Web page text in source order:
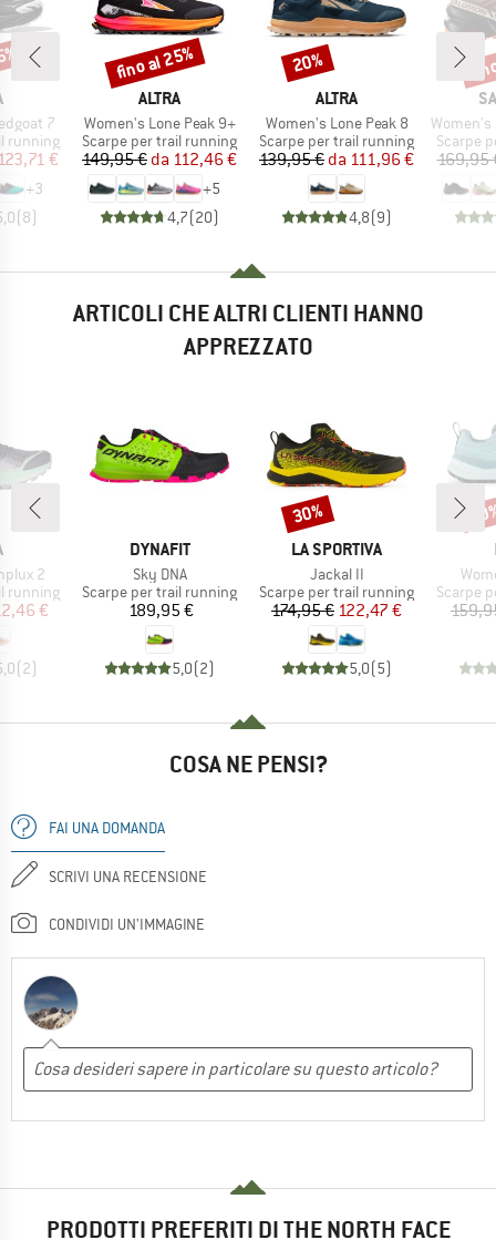
7
running
ridotto
€
+3
(8)
MARCHIO
ALTRA
Articolo
Women's Lone Peak 9+
Gruppo di prodotti
Scarpe per trail running
Prezzo
149,95 € Prezzo ridotto
da 112,46 €
+5
4,7(20)
Sconto
fino al 25%
MARCHIO
ALTRA
Articolo
Women's Lone Peak 8
Gruppo di prodotti
Scarpe per trail running
Prezzo
139,95 € Prezzo ridotto
da 111,96 €
4,8(9)
Sconto
20%
Articolo
Women's
Gruppo
Scarpe
169,95
ARTICOLI CHE ALTRI CLIENTI HANNO
APPREZZATO
2
running
ridotto
€
(2)
MARCHIO
DYNAFIT
Articolo
Sky DNA
Gruppo di prodotti
Scarpe per trail running
Prezzo
189,95 €
5,0(2)
MARCHIO
LA SPORTIVA
Articolo
Jackal II
Gruppo di prodotti
Scarpe per trail running
Prezzo
174,95 € Prezzo ridotto
122,47 €
5,0(5)
Sconto
30%
Gruppo
Scarpe
COSA NE PENSI?
FAI UNA DOMANDA
SCRIVI UNA RECENSIONE
CONDIVIDI UN'IMMAGINE
PRODOTTI PREFERITI DI THE NORTH FACE